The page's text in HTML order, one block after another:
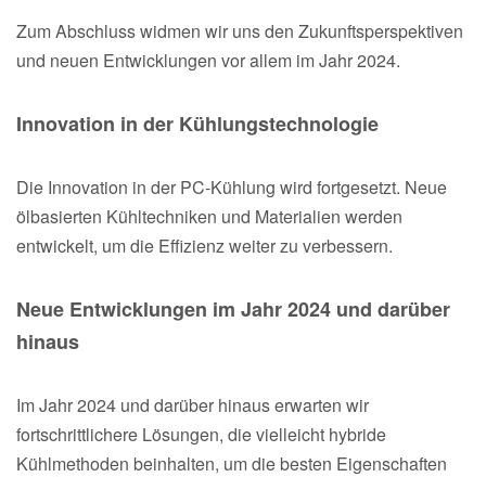
Zum Abschluss widmen wir uns den Zukunftsperspektiven
und neuen Entwicklungen vor allem im Jahr 2024.
Innovation in der Kühlungstechnologie
Die Innovation in der PC-Kühlung wird fortgesetzt. Neue
ölbasierten Kühltechniken und Materialien werden
entwickelt, um die Effizienz weiter zu verbessern.
Neue Entwicklungen im Jahr 2024 und darüber
hinaus
Im Jahr 2024 und darüber hinaus erwarten wir
fortschrittlichere Lösungen, die vielleicht hybride
Kühlmethoden beinhalten, um die besten Eigenschaften